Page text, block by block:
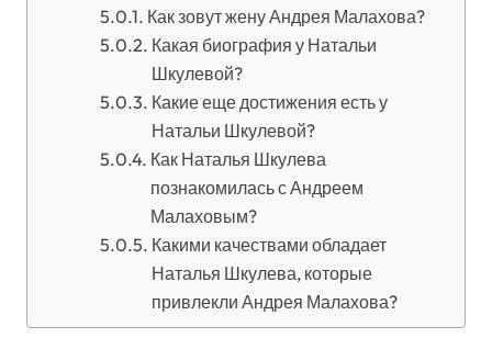
Как зовут жену Андрея Малахова?
Какая биография у Натальи
Шкулевой?
Какие еще достижения есть у
Натальи Шкулевой?
Как Наталья Шкулева
познакомилась с Андреем
Малаховым?
Какими качествами обладает
Наталья Шкулева, которые
привлекли Андрея Малахова?